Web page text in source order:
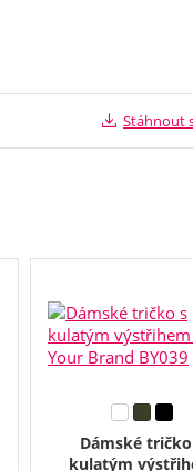
Stáhnout
Dámské
kulatým